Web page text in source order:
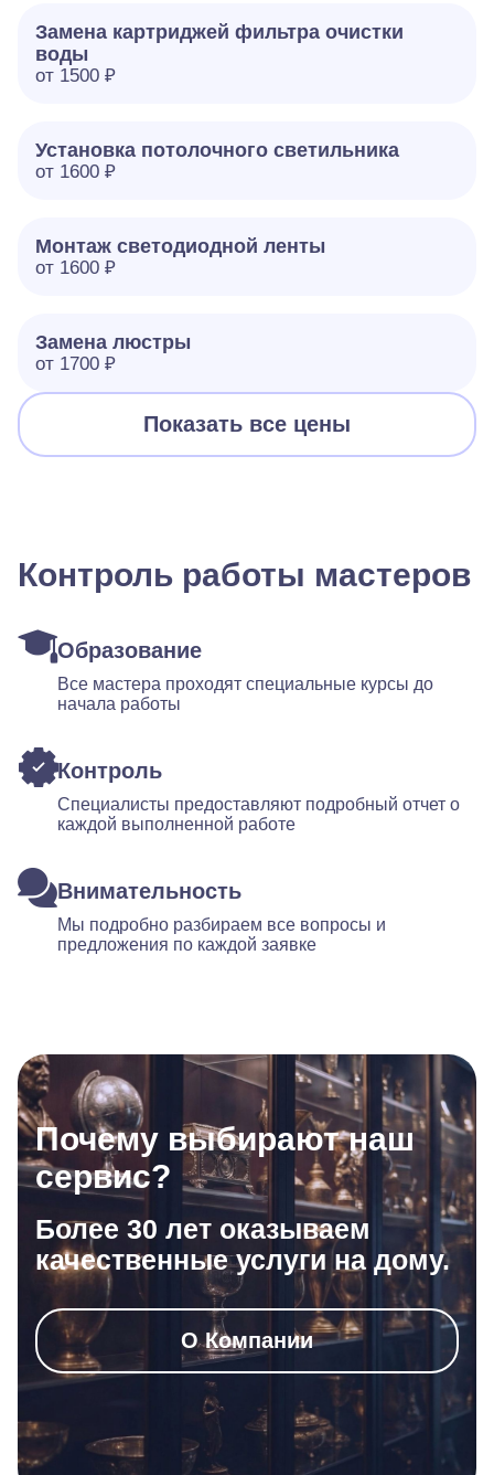
Замена картриджей фильтра очистки
воды
от 1500 ₽
Установка потолочного светильника
от 1600 ₽
Монтаж светодиодной ленты
от 1600 ₽
Замена люстры
от 1700 ₽
Показать все цены
Контроль работы мастеров
Образование
Все мастера проходят специальные курсы до
начала работы
Контроль
Специалисты предоставляют подробный отчет о
каждой выполненной работе
Внимательность
Мы подробно разбираем все вопросы и
предложения по каждой заявке
Почему выбирают наш
сервис?
Более 30 лет оказываем
качественные услуги на дому.
О Компании